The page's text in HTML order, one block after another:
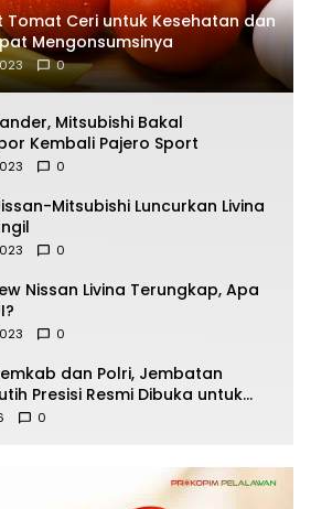
Tomat Ceri untuk Kesehatan dan
Mengonsumsinya
0
Mitsubishi Bakal
Kembali Pajero Sport
0
Mitsubishi Luncurkan Livina
0
Nissan Livina Terungkap, Apa
0
dan Polri, Jembatan
Presisi Resmi Dibuka untuk
Desa Rangsang
0